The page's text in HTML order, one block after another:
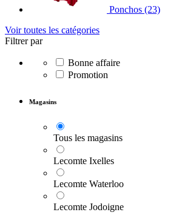
Ponchos (23)
Voir toutes les catégories
Filtrer par
Bonne affaire
Promotion
Magasins
Tous les magasins
Lecomte Ixelles
Lecomte Waterloo
Lecomte Jodoigne